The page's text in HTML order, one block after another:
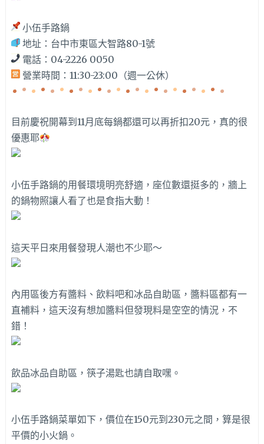
小伍手路鍋
地址：台中市東區大智路80-1號
電話：04-2226 0050
營業時間：11:30-23:00（週一公休）
目前慶祝開幕到11月底每鍋都還可以再折扣20元，真的很
優惠耶
小伍手路鍋的用餐環境明亮舒適，座位數還挺多的，牆上
的鍋物照讓人看了也是食指大動！
這天平日來用餐發現人潮也不少耶～
內用區後方有醬料、飲料吧和冰品自助區，醬料區都有一
直補料，這天沒有想加醬料但發現料是空空的情況，不
錯！
飲品冰品自助區，筷子湯匙也請自取嘿。
小伍手路鍋菜單如下，價位在150元到230元之間，算是很
平價的小火鍋。